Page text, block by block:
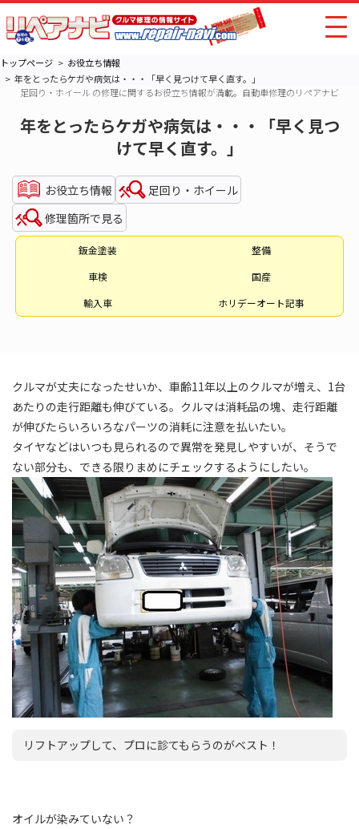
トップページ
お役立ち情報
年をとったらケガや病気は・・・「早く見つけて早く直す。」
足回り・ホイール の修理に関するお役立ち情報が満載。自動車修理のリペアナビ
年をとったらケガや病気は・・・「早く見つ
けて早く直す。」
お役立ち情報
足回り・ホイール
修理箇所で見る
鈑金塗装
整備
車検
国産
輸入車
ホリデーオート記事
クルマが丈夫になったせいか、車齢11年以上のクルマが増え、1台
あたりの走行距離も伸びている。クルマは消耗品の塊、走行距離
が伸びたらいろいろなパーツの消耗に注意を払いたい。
タイヤなどはいつも見られるので異常を発見しやすいが、そうで
ない部分も、できる限りまめにチェックするようにしたい。
リフトアップして、プロに診てもらうのがベスト！
オイルが染みていない？